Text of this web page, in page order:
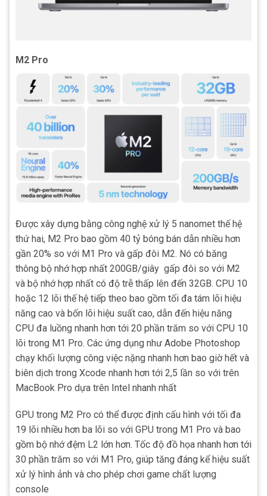
M2 Pro
Được xây dựng bằng công nghệ xử lý 5 nanomet thế hệ
thứ hai, M2 Pro bao gồm 40 tỷ bóng bán dẫn nhiều hơn
gần 20% so với M1 Pro và gấp đôi M2. Nó có băng
thông bộ nhớ hợp nhất 200GB/giây gấp đôi so với M2
và bộ nhớ hợp nhất có độ trễ thấp lên đến 32GB. CPU 10
hoặc 12 lõi thế hệ tiếp theo bao gồm tối đa tám lõi hiệu
năng cao và bốn lõi hiệu suất cao, dẫn đến hiệu năng
CPU đa luồng nhanh hơn tới 20 phần trăm so với CPU 10
lõi trong M1 Pro. Các ứng dụng như Adobe Photoshop
chạy khối lượng công việc nặng nhanh hơn bao giờ hết và
biên dịch trong Xcode nhanh hơn tới 2,5 lần so với trên
MacBook Pro dựa trên Intel nhanh nhất
GPU trong M2 Pro có thể được định cấu hình với tối đa
19 lõi nhiều hơn ba lõi so với GPU trong M1 Pro và bao
gồm bộ nhớ đệm L2 lớn hơn. Tốc độ đồ họa nhanh hơn tới
30 phần trăm so với M1 Pro, giúp tăng đáng kể hiệu suất
xử lý hình ảnh và cho phép chơi game chất lượng
console